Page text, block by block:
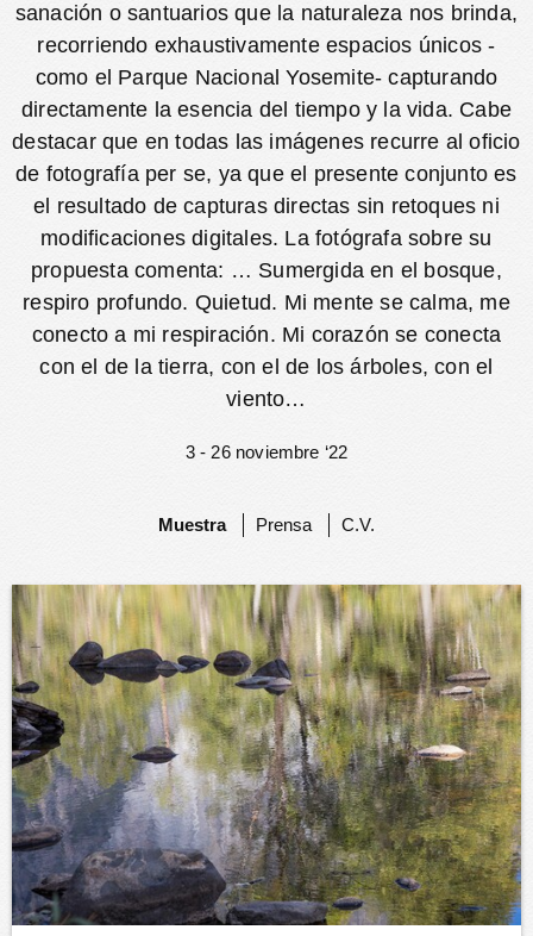
sanación o santuarios que la naturaleza nos brinda,
recorriendo exhaustivamente espacios únicos -
como el Parque Nacional Yosemite- capturando
directamente la esencia del tiempo y la vida. Cabe
destacar que en todas las imágenes recurre al oficio
de fotografía per se, ya que el presente conjunto es
el resultado de capturas directas sin retoques ni
modificaciones digitales. La fotógrafa sobre su
propuesta comenta: … Sumergida en el bosque,
respiro profundo. Quietud. Mi mente se calma, me
conecto a mi respiración. Mi corazón se conecta
con el de la tierra, con el de los árboles, con el
viento…
3 - 26 noviembre ‘22
Muestra Prensa C.V.